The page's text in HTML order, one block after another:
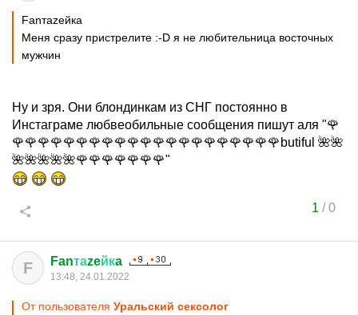
Fanтаzeйкa
Меня сразу пристрелите :-D я не любительница восточных
мужчин
Ну и зря. Они блондинкам из СНГ постоянно в
Инстаграме любвеобильные сообщения пишут аля "🌹
🌹🌹🌹🌹🌹🌹🌹🌹🌹🌹🌹🌹🌹🌹🌹🌹🌹🌹🌹🌹🌹butiful 🌺🌺
🌺🌺🌺🌺🌺🌹🌹🌹🌹🌹🌹🌹"
1 /0
F Fanтаzeйкa
13:48, 24.01.2022
От пользователя Уральский сексолог